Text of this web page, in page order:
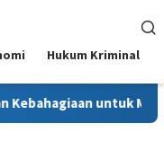
Hukum Kriminal
untuk